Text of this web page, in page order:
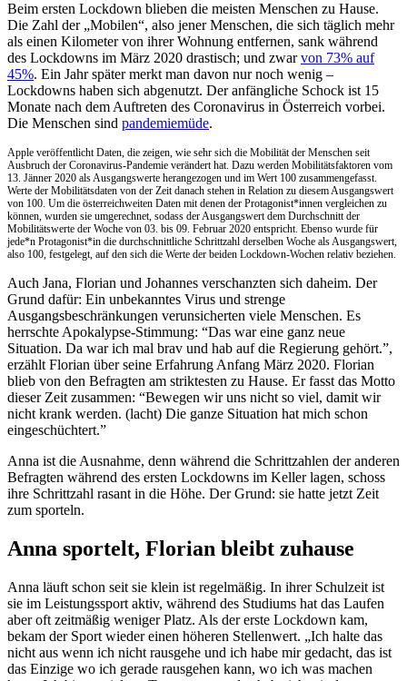
Beim ersten Lockdown blieben die meisten Menschen zu Hause.
Die Zahl der „Mobilen“, also jener Menschen, die sich täglich mehr
als einen Kilometer von ihrer Wohnung entfernen, sank während
des Lockdowns im März 2020 drastisch; und zwarvon 73% auf
45%. Ein Jahr später merkt man davon nur noch wenig –
Lockdowns haben sich abgenutzt. Der anfängliche Schock ist 15
Monate nach dem Auftreten des Coronavirus in Österreich vorbei.
Die Menschen sind pandemiemüde.
Apple veröffentlicht Daten, die zeigen, wie sehr sich die Mobilität der Menschen seit
Ausbruch der Coronavirus-Pandemie verändert hat. Dazu werden Mobilitätsfaktoren vom
13. Jänner 2020 als Ausgangswerte herangezogen und im Wert 100 zusammengefasst.
Werte der Mobilitätsdaten von der Zeit danach stehen in Relation zu diesem Ausgangswert
von 100. Um die österreichweiten Daten mit denen der Protagonist*innen vergleichen zu
können, wurden sie umgerechnet, sodass der Ausgangswert dem Durchschnitt der
Mobilitätswerte der Woche von 03. bis 09. Februar 2020 entspricht. Ebenso wurde für
jede*n Protagonist*in die durchschnittliche Schrittzahl derselben Woche als Ausgangswert,
also 100, festgelegt, auf den sich die Werte der beiden Lockdown-Wochen relativ beziehen.
Auch Jana, Florian und Johannes verschanzten sich daheim. Der
Grund dafür: Ein unbekanntes Virus und strenge
Ausgangsbeschränkungen verunsicherten viele Menschen. Es
herrschte Apokalypse-Stimmung: “Das war eine ganz neue
Situation. Da war ich mal brav und hab auf die Regierung gehört.”,
erzählt Florian über seine Erfahrung Anfang März 2020. Florian
blieb von den Befragten am striktesten zu Hause. Er fasst das Motto
dieser Zeit zusammen: “Bewegen wir uns nicht so viel, damit wir
nicht krank werden. (lacht) Die ganze Situation hat mich schon
eingeschüchtert.”
Anna ist die Ausnahme, denn während die Schrittzahlen der anderen
Befragten während des ersten Lockdowns im Keller lagen, schoss
ihre Schrittzahl rasant in die Höhe. Der Grund: sie hatte jetzt Zeit
zum sporteln.
Anna sportelt, Florian bleibt zuhause
Anna läuft schon seit sie klein ist regelmäßig. In ihrer Schulzeit ist
sie im Leistungssport aktiv, während des Studiums hat das Laufen
aber oft zeitmäßig weniger Platz. Als der erste Lockdown kam,
bekam der Sport wieder einen höheren Stellenwert. „Ich halte das
nicht aus wenn ich nicht rausgehe und ich habe mir gedacht, das ist
das Einzige wo ich gerade rausgehen kann, wo ich was machen